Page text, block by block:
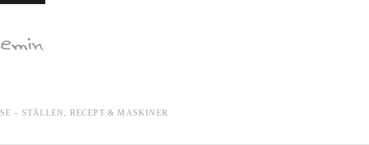
– STÄLLEN, RECEPT & MASKINER